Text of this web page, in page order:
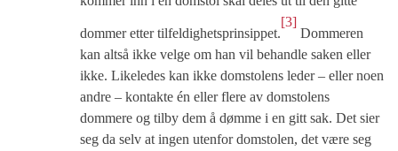
dommer etter tilfeldighetsprinsippet.
[3]
Dommeren
kan altså ikke velge om han vil behandle saken eller
ikke. Likeledes kan ikke domstolens leder – eller noen
andre – kontakte én eller flere av domstolens
dommere og tilby dem å dømme i en gitt sak. Det sier
seg da selv at ingen utenfor domstolen, det være seg